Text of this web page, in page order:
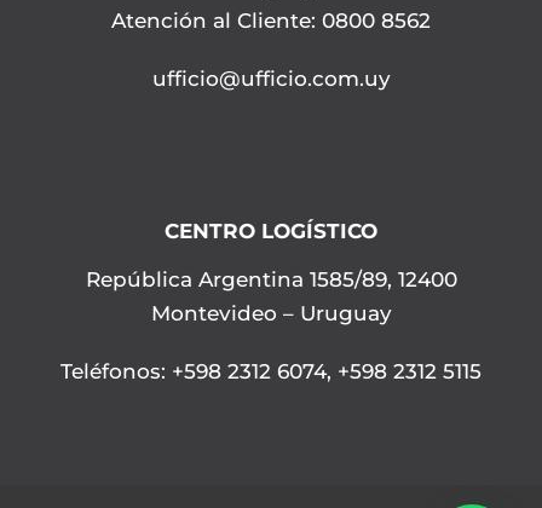
Atención al Cliente: 0800 8562
ufficio@ufficio.com.uy
CENTRO LOGÍSTICO
República Argentina 1585/89, 12400
Montevideo – Uruguay
Teléfonos: +598 2312 6074, +598 2312 5115